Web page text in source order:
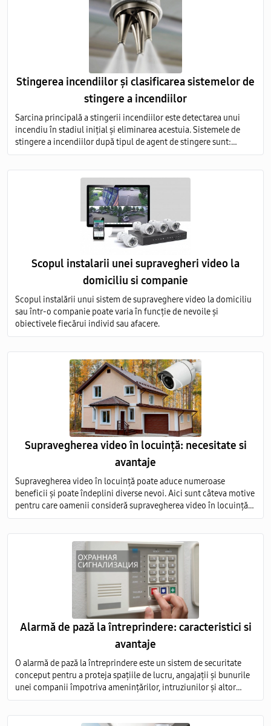
Stingerea incendiilor și clasificarea sistemelor de
stingere a incendiilor
Sarcina principală a stingerii incendiilor este detectarea unui
incendiu în stadiul inițial și eliminarea acestuia. Sistemele de
stingere a incendiilor după tipul de agent de stingere sunt:
aerosoli; apă; pulbere; gaz; spumă.
Scopul instalarii unei supravegheri video la
domiciliu si companie
Scopul instalării unui sistem de supraveghere video la domiciliu
sau într-o companie poate varia în funcție de nevoile și
obiectivele fiecărui individ sau afacere.
Supravegherea video în locuință: necesitate si
avantaje
Supravegherea video în locuință poate aduce numeroase
beneficii și poate îndeplini diverse nevoi. Aici sunt câteva motive
pentru care oamenii consideră supravegherea video în locuință
ca fiind necesară, precum și avantajele asociate acestei practici
Alarmă de pază la întreprindere: caracteristici si
avantaje
O alarmă de pază la întreprindere este un sistem de securitate
conceput pentru a proteja spațiile de lucru, angajații și bunurile
unei companii împotriva amenințărilor, intruziunilor și altor
evenimente nedorite.